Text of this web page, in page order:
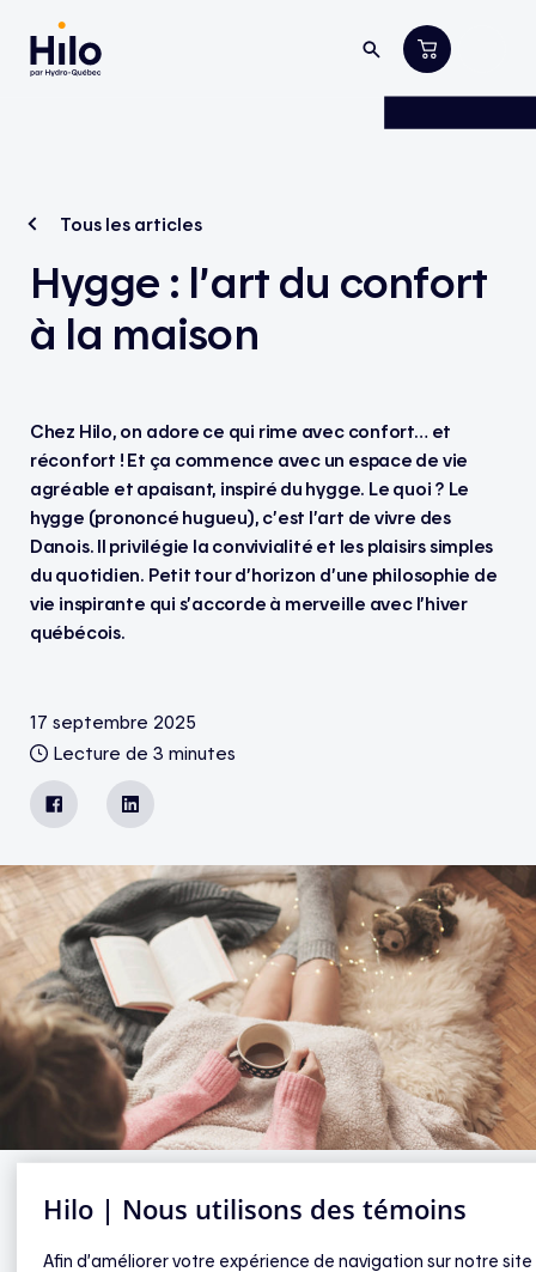
Tous les articles
Hygge : l’art du confort
à la maison
Chez Hilo, on adore ce qui rime avec confort… et
réconfort ! Et ça commence avec un espace de vie
agréable et apaisant, inspiré du hygge. Le quoi ? Le
hygge (prononcé hugueu), c’est l’art de vivre des
Danois. Il privilégie la convivialité et les plaisirs simples
du quotidien. Petit tour d’horizon d’une philosophie de
vie inspirante qui s’accorde à merveille avec l’hiver
québécois.
17 septembre 2025
Lecture de 3 minutes
FacebookLinkedIn
Cocon scandinave
Hilo | Nous utilisons des témoins
Afin d’améliorer votre expérience de navigation sur notre site